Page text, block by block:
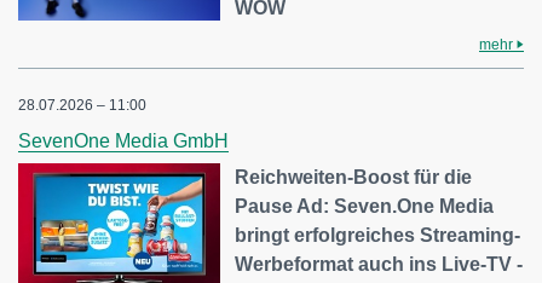
WOW
mehr
28.07.2026 – 11:00
SevenOne Media GmbH
Reichweiten-Boost für die
Pause Ad: Seven.One Media
bringt erfolgreiches Streaming-
Werbeformat auch ins Live-TV -